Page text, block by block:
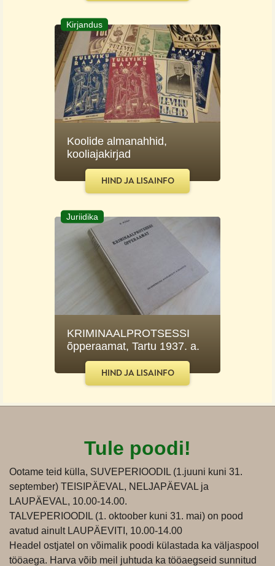
Kirjandus
Koolide almanahhid,
kooliajakirjad
HIND JA LISAINFO
Juriidika
KRIMINAALPROTSESSI
õpperaamat, Tartu 1937. a.
HIND JA LISAINFO
Tule poodi!
Ootame teid külla, SUVEPERIOODIL (1.juuni kuni 31.
september) TEISIPÄEVAL, NELJAPÄEVAL ja
LAUPÄEVAL, 10.00-14.00.
TALVEPERIOODIL (1. oktoober kuni 31. mai) on pood
avatud ainult LAUPÄEVITI, 10.00-14.00
Headel ostjatel on võimalik poodi külastada ka väljaspool
tööaega. Harva võib meil juhtuda ka tööaegseid sunnitud